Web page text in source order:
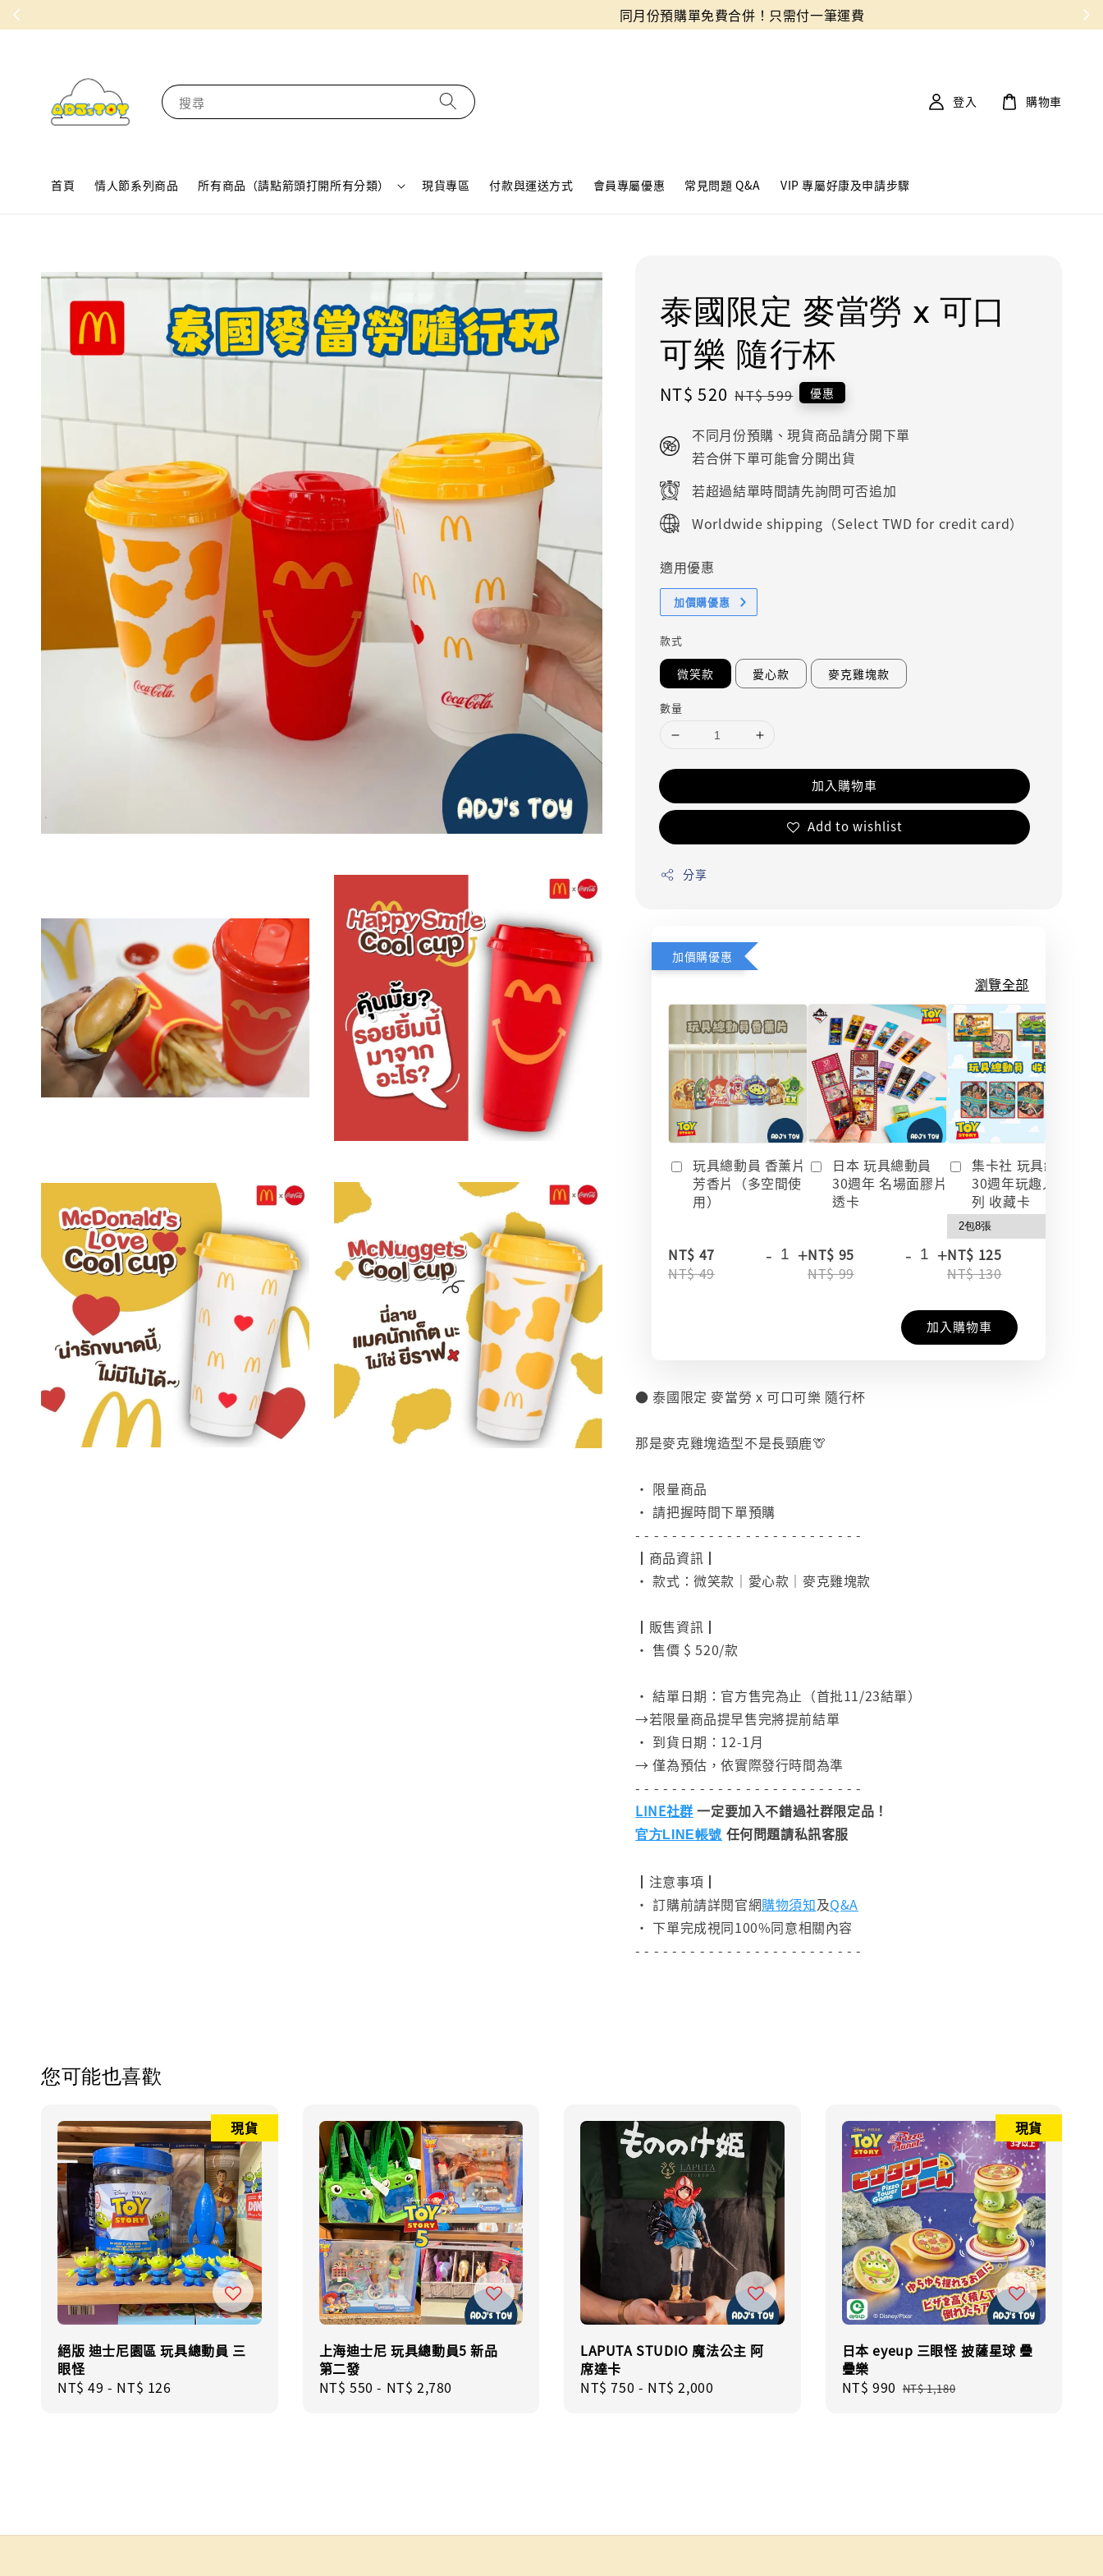
同月份預購單免費合併！只需付一筆運費
搜尋
首頁 情人節系列商品 所有商品（請點箭頭打開所有分類） 現貨專區 付款與運送方式 會員專屬優惠 常見問題 Q&A VIP 專屬好康及申請步驟
登入 購物車
泰國限定 麥當勞 x 可口
可樂 隨行杯
Sale
NT$ 520 Regular
NT$ 599 優惠
不同月份預購、現貨商品請分開下單
若合併下單可能會分開出貨
若超過結單時間請先詢問可否追加
Worldwide shipping（Select TWD for credit card）
適用優惠
加價購優惠
款式
微笑款 愛心款 麥克雞塊款
數量
加入購物車
Add to wishlist
分享
加價購優惠
瀏覽全部
玩具總動員 香薰片
芳香片（多空間使
用）
NT$ 47
NT$ 49
- +
日本 玩具總動員
30週年 名場面膠片
透卡
NT$ 95
NT$ 99
- +
集卡社 玩具總動員
30週年玩趣人生系
列 收藏卡
NT$ 125
NT$ 130
加入購物車
● 泰國限定 麥當勞 x 可口可樂 隨行杯
那是麥克雞塊造型不是長頸鹿🦒
• 限量商品
• 請把握時間下單預購
- - - - - - - - - - - - - - - - - - - - - - - - -
┃商品資訊┃
• 款式：微笑款｜愛心款｜麥克雞塊款
┃販售資訊┃
• 售價 $ 520/款
• 結單日期：官方售完為止（首批11/23結單）
→若限量商品提早售完將提前結單
• 到貨日期：12-1月
→ 僅為預估，依實際發行時間為準
- - - - - - - - - - - - - - - - - - - - - - - - -
LINE社群 一定要加入不錯過社群限定品！
官方LINE帳號 任何問題請私訊客服
┃注意事項┃
• 訂購前請詳閱官網購物須知及Q&A
• 下單完成視同100%同意相關內容
- - - - - - - - - - - - - - - - - - - - - - - - -
您可能也喜歡
現貨
絕版 迪士尼園區 玩具總動員 三
眼怪
Regular
NT$ 49 - NT$ 126
上海迪士尼 玩具總動員5 新品
第二發
Regular
NT$ 550 - NT$ 2,780
LAPUTA STUDIO 魔法公主 阿
席達卡
Regular
NT$ 750 - NT$ 2,000
現貨
日本 eyeup 三眼怪 披薩星球 疊
疊樂
Sale
NT$ 990 Regular
NT$ 1,180